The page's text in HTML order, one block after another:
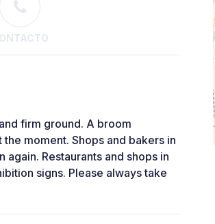
firm ground. A broom
moment. Shops and bakers in
Restaurants and shops in
signs. Please always take